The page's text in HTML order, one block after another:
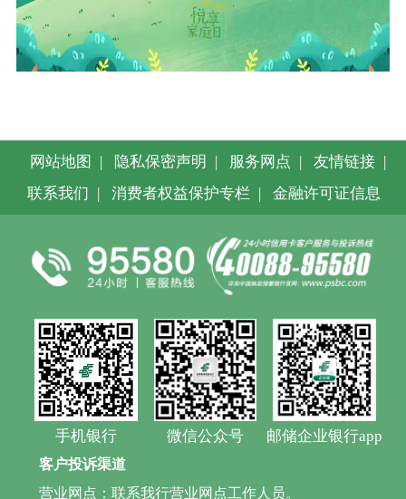
网站地图 | 隐私保密声明 | 服务网点 | 友情链接 |
联系我们 | 消费者权益保护专栏 | 金融许可证信息
手机银行 微信公众号 邮储企业银行app
客户投诉渠道
营业网点：联系我行营业网点工作人员。